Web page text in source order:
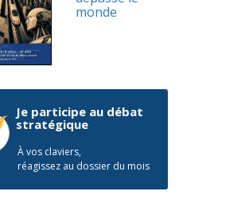
monde
Je participe au débat
stratégique
À vos claviers,
réagissez au dossier du mois